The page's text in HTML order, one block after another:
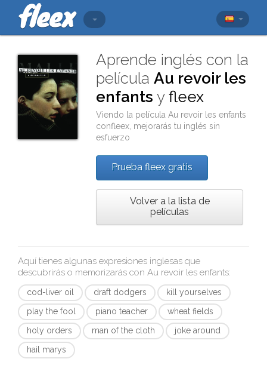
Aprende inglés con la
películaAu revoir les
enfants yfleex
Viendo la películaAu revoir les enfants
confleex , mejorarás tu inglés sin
esfuerzo
Prueba fleex gratis
Volver a la lista de
películas
Aquí tienes algunas expresiones inglesas que
descubrirás o memorizarás con Au revoir les enfants:
cod-liver oil draft dodgers
kill yourselves
play the fool
piano teacher
wheat fields
holy orders
man of the cloth
joke around
hail marys